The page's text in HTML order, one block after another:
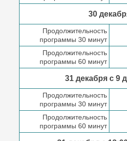
30
Продолжительность
программы 30 минут
Продолжительность
программы 60 минут
31 декабря с 9
Продолжительность
программы 30 минут
Продолжительность
программы 60 минут